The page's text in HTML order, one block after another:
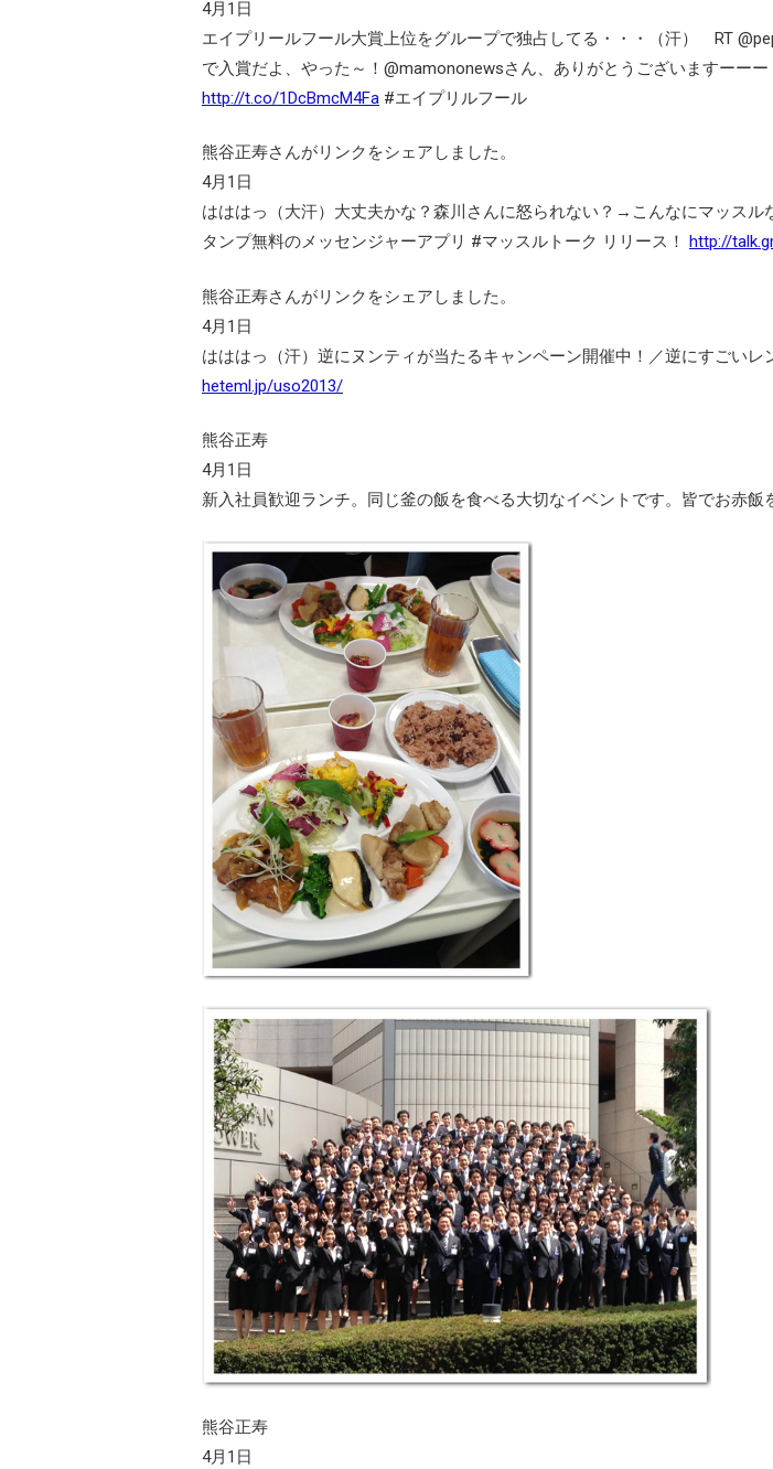
4月1日
エイプリールフール大賞上位をグループで独占してる・・・（汗） RT
で入賞だよ、やった～！@mamononewsさん、ありがとうございますーーー
http://t.co/1DcBmcM4Fa #エイプリルフール
熊谷正寿さんがリンクをシェアしました。
4月1日
はははっ（大汗）大丈夫かな？森川さんに怒られない？→こんなにマッスル
タンプ無料のメッセンジャーアプリ #マッスルトーク リリース！
http://
熊谷正寿さんがリンクをシェアしました。
4月1日
はははっ（汗）逆にヌンティが当たるキャンペーン開催中！／逆にすごいレ
heteml.jp/uso2013/
熊谷正寿
4月1日
新入社員歓迎ランチ。同じ釜の飯を食べる大切なイベントです。皆でお赤飯
熊谷正寿
4月1日